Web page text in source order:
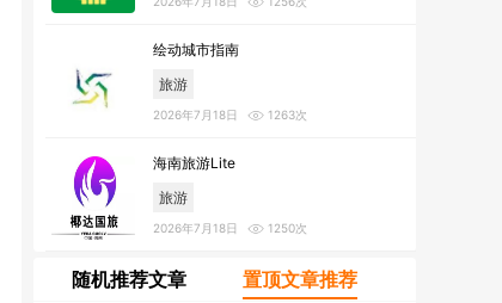
绘动城市指南
旅游
2026年7月18日 1263次
海南旅游Lite
旅游
2026年7月18日 1250次
随机推荐文章 置顶文章推荐